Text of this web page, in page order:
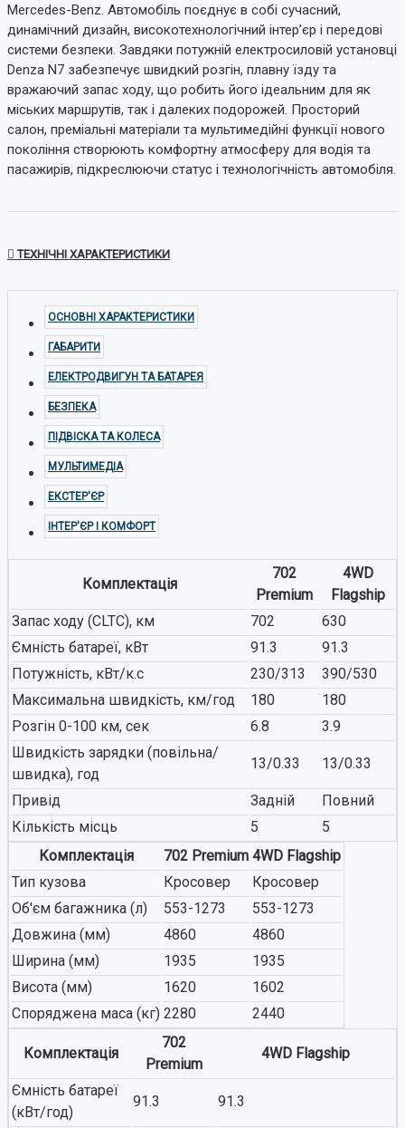
Mercedes-Benz. Автомобіль поєднує в собі сучасний,
динамічний дизайн, високотехнологічний інтер’єр і передові
системи безпеки. Завдяки потужній електросиловій установці
Denza N7 забезпечує швидкий розгін, плавну їзду та
вражаючий запас ходу, що робить його ідеальним для як
міських маршрутів, так і далеких подорожей. Просторий
салон, преміальні матеріали та мультимедійні функції нового
покоління створюють комфортну атмосферу для водія та
пасажирів, підкреслюючи статус і технологічність автомобіля.
ТЕХНІЧНІ ХАРАКТЕРИСТИКИ
ОСНОВНІ ХАРАКТЕРИСТИКИ
ГАБАРИТИ
ЕЛЕКТРОДВИГУН ТА БАТАРЕЯ
БЕЗПЕКА
ПІДВІСКА ТА КОЛЕСА
МУЛЬТИМЕДІА
ЕКСТЕР'ЄР
ІНТЕР'ЄР І КОМФОРТ
Комплектація
702
Premium
4WD
Flagship
Запас ходу (CLTC), км
702
630
Ємність батареї, кВт
91.3
91.3
Потужність, кВт/к.с
230/313
390/530
Максимальна швидкість, км/год
180
180
Розгін 0-100 км, сек
6.8
3.9
Швидкість зарядки (повільна/
швидка), год
13/0.33 13/0.33
Привід Задній
Повний
Кількість місць
5
5
Комплектація
702 Premium 4WD Flagship
Тип кузова
Кросовер
Кросовер
Об'єм багажника (л)
553-1273
553-1273
Довжина (мм)
4860
4860
Ширина (мм)
1935
1935
Висота (мм)
1620
1602
Споряджена маса (кг) 2280 2440
Комплектація
702
Premium
4WD Flagship
Ємність батареї
(кВт/год)
91.3 91.3